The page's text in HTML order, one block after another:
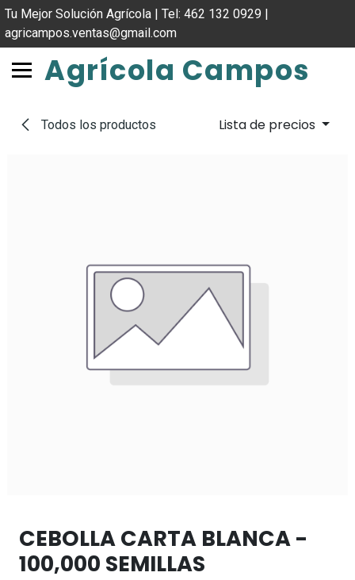
Tu Mejor Solución Agrícola | Tel: 462 132 0929 |
agricampos.ventas@gmail.com
Agrícola Campos
Todos los productos Lista de precios
CEBOLLA CARTA BLANCA -
100,000 SEMILLAS